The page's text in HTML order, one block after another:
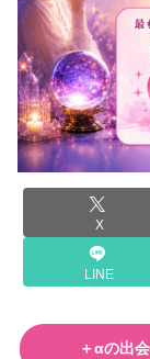
X
LINE
＋αの出